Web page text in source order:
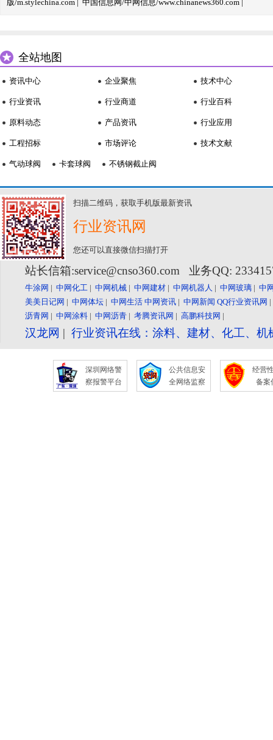
版/m.stylechina.com | 中国信息网/中网信息/www.chinanews360.com |
全站地图
资讯中心
行业资讯
原料动态
工程招标
企业聚焦
行业商道
产品资讯
市场评论
技术中心
行业百科
行业应用
技术文献
气动球阀 卡套球阀 不锈钢截止阀
扫描二维码，获取手机版最新资讯
行业资讯网
您还可以直接微信扫描打开
站长信箱:service@cnso360.com 业务QQ:
牛涂网 | 中网化工 | 中网机械 | 中网建材 | 中网机器人 | 中网玻璃 | 中
美美日记网 | 中网体坛 | 中网生活 中网资讯 | 中网新闻 QQ行业资讯网
沥青网 | 中网涂料 | 中网沥青 | 考腾资讯网 | 高鹏科技网 |
汉龙网 | 行业资讯在线：涂料、建材、化工、
深圳网络警
察报警平台
公共信息安
全网络监察
经营
备案